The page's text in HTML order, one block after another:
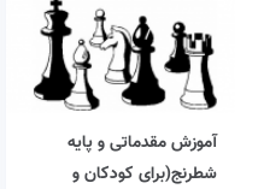
آموزش مقدماتی و پایه
شطرنج(برای کودکان و